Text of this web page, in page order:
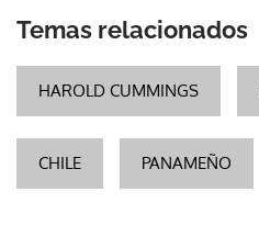
Temas relacionados
HAROLD CUMMINGS
CHILE PANAMEÑO